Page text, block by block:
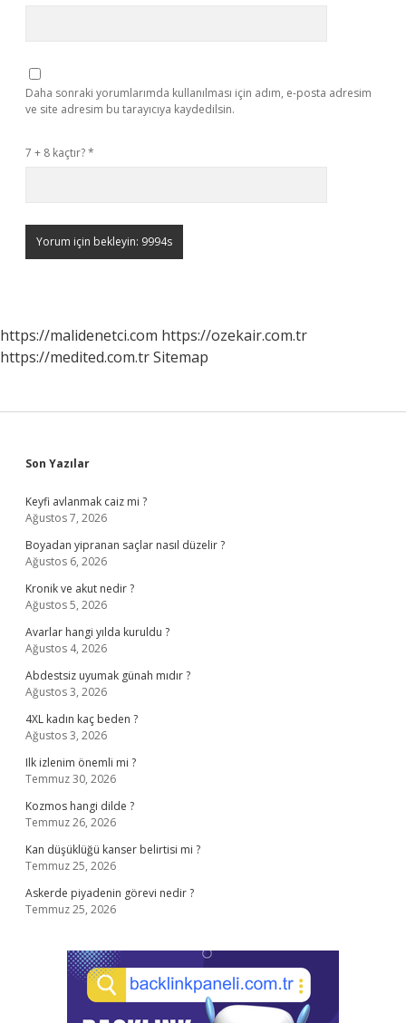
Daha sonraki yorumlarımda kullanılması için adım, e-posta adresim
ve site adresim bu tarayıcıya kaydedilsin.
7 + 8 kaçtır?*
https://malidenetci.com https://ozekair.com.tr
https://medited.com.trSitemap
Sidebar
Son Yazılar
Keyfi avlanmak caiz mi ?
Ağustos 7, 2026
Boyadan yipranan saçlar nasıl düzelir ?
Ağustos 6, 2026
Kronik ve akut nedir ?
Ağustos 5, 2026
Avarlar hangi yılda kuruldu ?
Ağustos 4, 2026
Abdestsiz uyumak günah mıdır ?
Ağustos 3, 2026
4XL kadın kaç beden ?
Ağustos 3, 2026
Ilk izlenim önemli mi ?
Temmuz 30, 2026
Kozmos hangi dilde ?
Temmuz 26, 2026
Kan düşüklüğü kanser belirtisi mi ?
Temmuz 25, 2026
Askerde piyadenin görevi nedir ?
Temmuz 25, 2026